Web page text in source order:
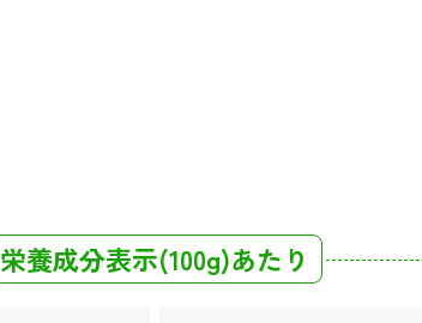
栄養成分表示(100g)あたり